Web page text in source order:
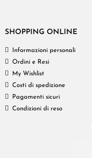
SHOPPING ONLINE
Informazioni personali
Ordini e Resi
My Wishlist
Costi di spedizione
Pagamenti sicuri
Condizioni di reso